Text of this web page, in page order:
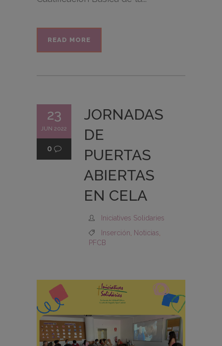
READ MORE
23
JUN 2022
0
JORNADAS
DE
PUERTAS
ABIERTAS
EN CELA
Iniciatives Solidaries
Inserción
Noticias
PFCB